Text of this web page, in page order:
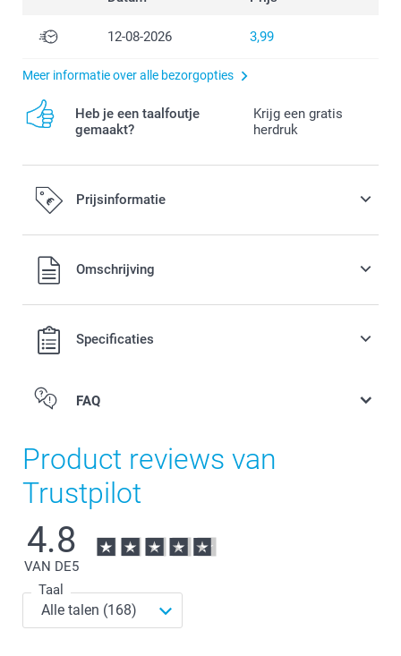
12-08-2026 3,99
Meer informatie over alle bezorgopties
Heb je een taalfoutje
gemaakt?
Krijg een gratis
herdruk
Prijsinformatie
Alle prijzen zijn in EURO (€) inclusief BTW en exclusief
verzendkosten.Omschrijving
Specificaties
FAQ
Het kleine formaat heeft afmetingen van 14 cm breed
en 30 cm hoog. Dit is een compacte en handige optie.
Als je de voorkeur geeft aan een standaardformaat, kies
Product reviews van
Trustpilot
4.8
VAN DE5
Taal